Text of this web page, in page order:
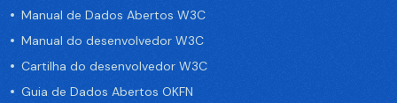
Manual de Dados Abertos W3C
Manual do desenvolvedor W3C
Cartilha do desenvolvedor W3C
Guia de Dados Abertos OKFN